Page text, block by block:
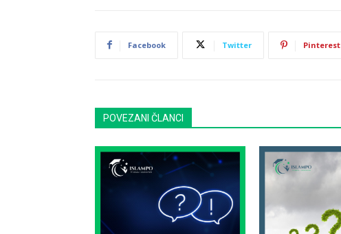
Facebook Twitter Pinterest
POVEZANI ČLANCI